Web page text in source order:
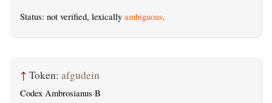
Status: not verified, lexically ambiguous.
↑ Token: afgudein
Codex Ambrosianus B